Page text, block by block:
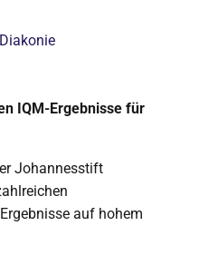
IQM-Ergebnisse für
Johannesstift
auf hohem